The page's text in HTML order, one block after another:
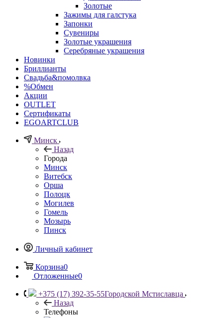
Золотые
Зажимы для галстука
Запонки
Сувениры
Золотые украшения
Серебряные украшения
Новинки
Бриллианты
Свадьба&помолвка
%Обмен
Акции
OUTLET
Сертификаты
EGOARTCLUB
Минск
Назад
Города
Минск
Витебск
Орша
Полоцк
Могилев
Гомель
Мозырь
Пинск
Личный кабинет
Корзина0
Отложенные0
+375 (17) 392-35-55Городской Мстиславца
Назад
Телефоны